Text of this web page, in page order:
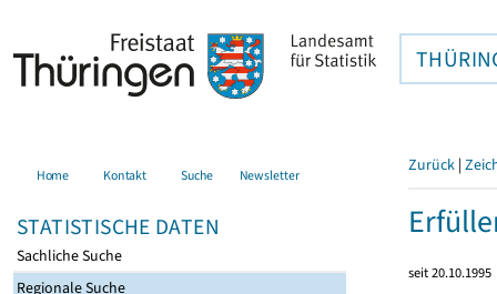
Home Kontakt Suche Newsletter
STATISTISCHE DATEN
Sachliche Suche
Regionale Suche
Zurück |
seit 20.10.1995